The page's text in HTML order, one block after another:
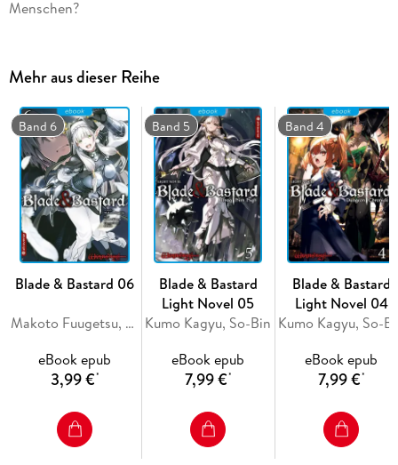
Menschen?
Mehr aus dieser Reihe
Band 6
Blade & Bastard 06
Makoto Fuugetsu, Kumo Kagyu, So-Bin
eBook epub
3,99 €*
Band 5
Blade & Bastard
Light Novel 05
Kumo Kagyu, So-Bin
eBook epub
7,99 €*
Band 4
Blade & Bastard
Light Novel 04
Kumo Kagyu, So-
eBook epub
7,99 €*